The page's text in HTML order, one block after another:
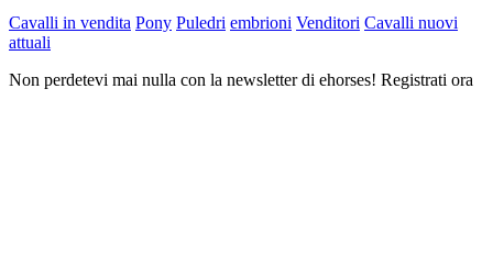
Cavalli in vendita Pony Puledri embrioni Venditori Cavalli nuovi
attuali
Non perdetevi mai nulla con la newsletter di ehorses! Registrati ora